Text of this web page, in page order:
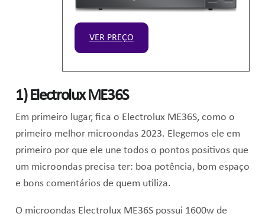
VER PREÇO
1) Electrolux ME36S
Em primeiro lugar, fica o Electrolux ME36S, como o
primeiro melhor microondas 2023. Elegemos ele em
primeiro por que ele une todos o pontos positivos que
um microondas precisa ter: boa potência, bom espaço
e bons comentários de quem utiliza.
O microondas Electrolux ME36S possui 1600w de